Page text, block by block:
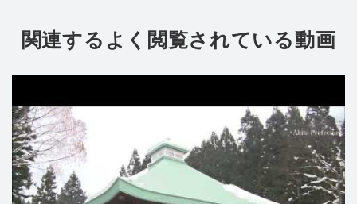
関連するよく閲覧されている動画